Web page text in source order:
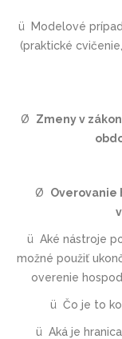
ü Modelové
(praktické
Ø
Zmeny v
Ø
Overovanie
ü Aké nástroje
možné použiť
overenie
ü Čo je to
ü Aká je